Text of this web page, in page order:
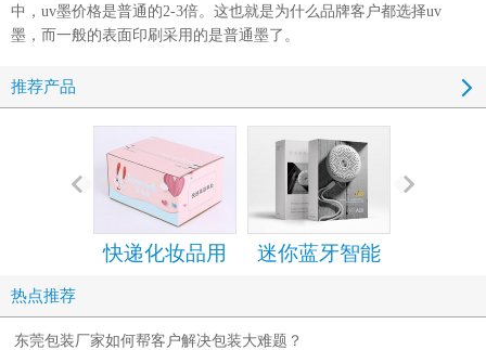
中，uv墨价格是普通的2-3倍。这也就是为什么品牌客户都选择uv
墨，而一般的表面印刷采用的是普通墨了。
推荐产品
快递化妆品用
迷你蓝牙智能
设计定制
热点推荐
东莞包装厂家如何帮客户解决包装大难题？